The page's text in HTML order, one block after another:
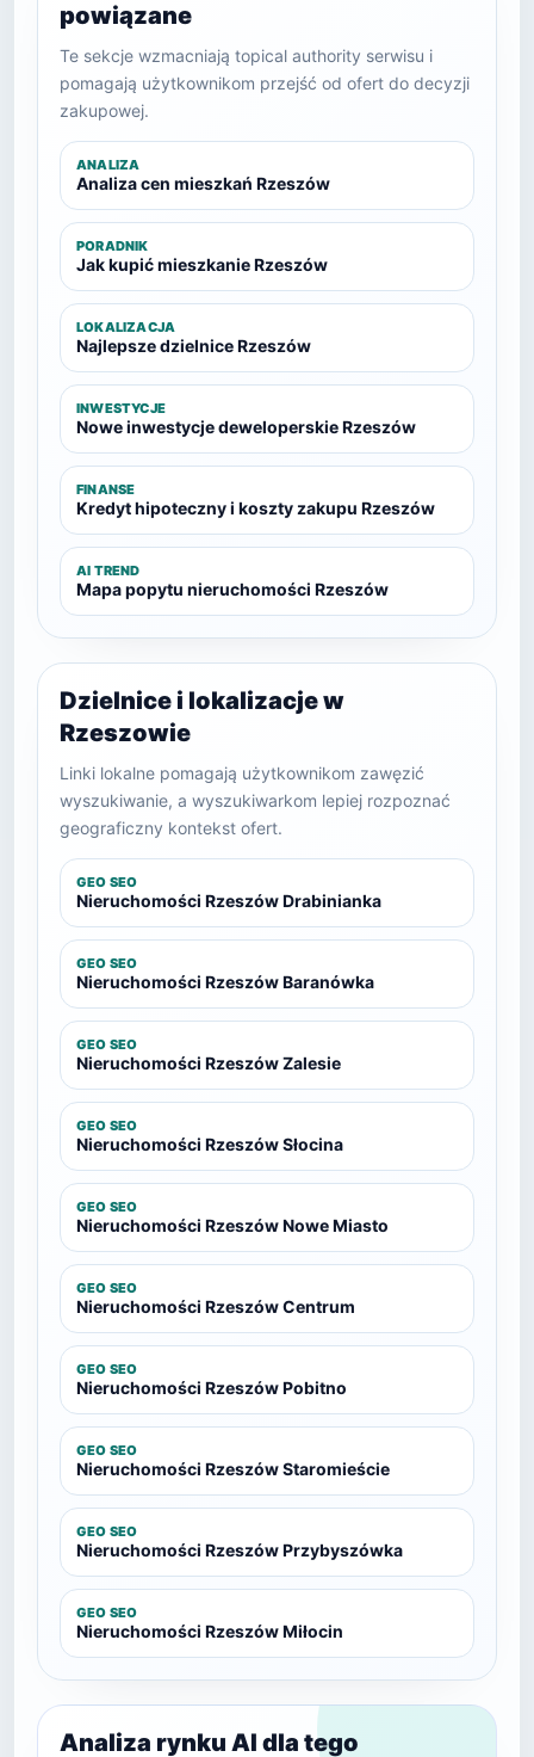
powiązane
Te sekcje wzmacniają topical authority serwisu i
pomagają użytkownikom przejść od ofert do decyzji
zakupowej.
ANALIZA
Analiza cen mieszkań Rzeszów
PORADNIK
Jak kupić mieszkanie Rzeszów
LOKALIZACJA
Najlepsze dzielnice Rzeszów
INWESTYCJE
Nowe inwestycje deweloperskie Rzeszów
FINANSE
Kredyt hipoteczny i koszty zakupu Rzeszów
AI TREND
Mapa popytu nieruchomości Rzeszów
Dzielnice i lokalizacje w
Rzeszowie
Linki lokalne pomagają użytkownikom zawęzić
wyszukiwanie, a wyszukiwarkom lepiej rozpoznać
geograficzny kontekst ofert.
GEO SEO
Nieruchomości Rzeszów Drabinianka
GEO SEO
Nieruchomości Rzeszów Baranówka
GEO SEO
Nieruchomości Rzeszów Zalesie
GEO SEO
Nieruchomości Rzeszów Słocina
GEO SEO
Nieruchomości Rzeszów Nowe Miasto
GEO SEO
Nieruchomości Rzeszów Centrum
GEO SEO
Nieruchomości Rzeszów Pobitno
GEO SEO
Nieruchomości Rzeszów Staromieście
GEO SEO
Nieruchomości Rzeszów Przybyszówka
GEO SEO
Nieruchomości Rzeszów Miłocin
Analiza rynku AI dla tego